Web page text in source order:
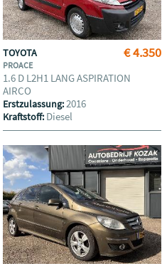
€ 4.350
TOYOTA
PROACE
1.6 D L2H1 LANG ASPIRATION
AIRCO
Erstzulassung:2016
Kraftstoff: Diesel